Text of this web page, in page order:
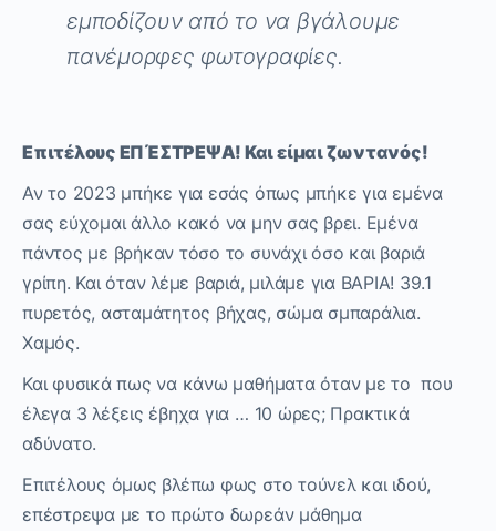
εμποδίζουν από το να βγάλουμε
πανέμορφες φωτογραφίες.
Επιτέλους ΕΠΈΣΤΡΕΨΑ! Και είμαι ζωντανός!
Αν το 2023 μπήκε για εσάς όπως μπήκε για εμένα
σας εύχομαι άλλο κακό να μην σας βρει. Εμένα
πάντος με βρήκαν τόσο το συνάχι όσο και βαριά
γρίπη. Και όταν λέμε βαριά, μιλάμε για ΒΑΡΙΑ! 39.1
πυρετός, ασταμάτητος βήχας, σώμα σμπαράλια.
Χαμός.
Και φυσικά πως να κάνω μαθήματα όταν με το που
έλεγα 3 λέξεις έβηχα για … 10 ώρες; Πρακτικά
αδύνατο.
Επιτέλους όμως βλέπω φως στο τούνελ και ιδού,
επέστρεψα με το πρώτο δωρεάν μάθημα